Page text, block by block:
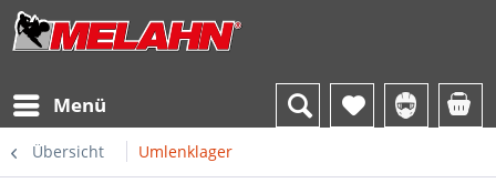
Menü
Übersicht Umlenklager